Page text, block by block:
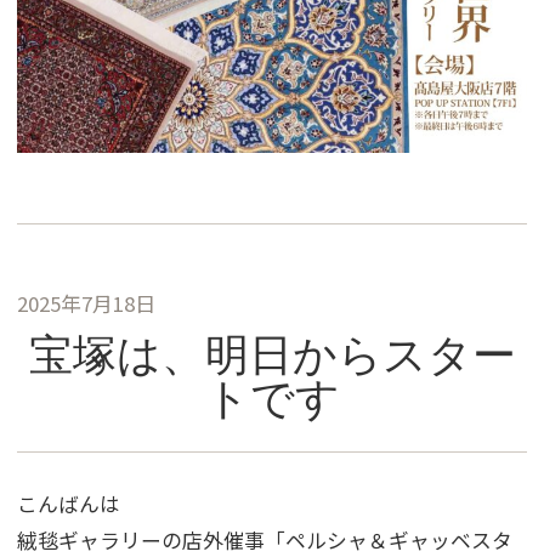
2025年7月18日
宝塚は、明日からスター
トです
こんばんは
絨毯ギャラリーの店外催事「ペルシャ＆ギャッベスタ